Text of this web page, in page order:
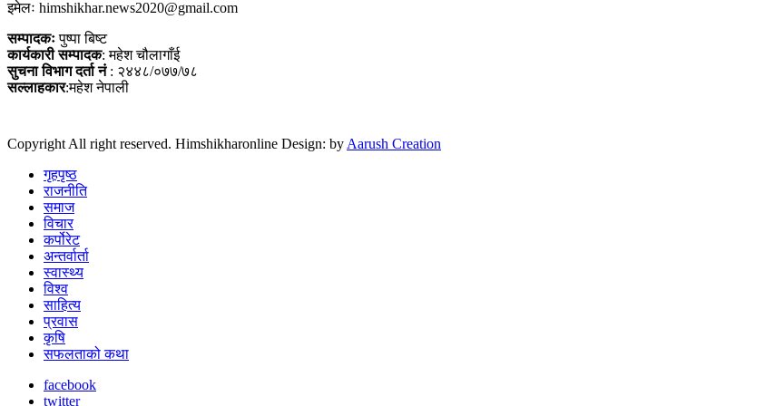
इमेलः himshikhar.news2020@gmail.com
सम्पादकःपुष्पा बिष्ट
कार्यकारी सम्पादक: महेश चौलागाँई
सुचना विभाग दर्ता नं: २४४८/०७७/७८
सल्लाहकार:महेश नेपाली
Copyright All right reserved. Himshikharonline Design: byAarush Creation
गृहपृष्ठ
राजनीति
समाज
विचार
कर्पोरेट
अन्तर्वार्ता
स्वास्थ्य
विश्व
साहित्य
प्रवास
कृषि
सफलताको कथा
facebook
twitter